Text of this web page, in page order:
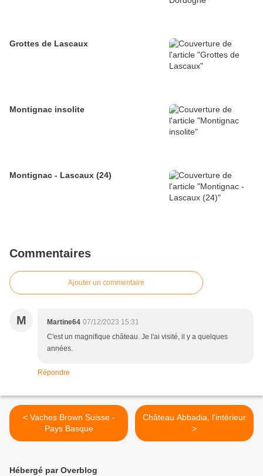
Grottes de Lascaux
Montignac insolite
Montignac - Lascaux (24)
Commentaires
Ajouter un commentaire
M Martine64 07/12/2023 15:31
C'est un magnifique château. Je l'ai visité, il y a quelques
années.
Répondre
< Vaches Brown Suisse -
Pays Basque
Château Abbadia, l'intérieur
>
Hébergé par Overblog